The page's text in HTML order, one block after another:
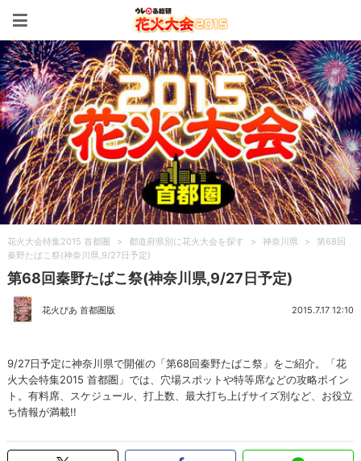
花火大会特集2015 首都圏 > 都道府県別に花火大会を探す > 神奈川県 >
第68回
秦野たばこ祭(神奈川県,9/27日予定)
第68回秦野たばこ祭(神奈川県,9/27日予定)
花火ぴあ 首都圏版 2015.7.17 12:10
9/27日予定に神奈川県で開催の「第68回秦野たばこ祭」をご紹介。「花
火大会特集2015 首都圏」では、穴場スポットや特等席などの攻略ポイン
ト。有料席、スケジュール、打上数、最大打ち上げサイズ別など、お役立
ち情報が満載!!